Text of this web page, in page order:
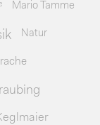
Mario Tamme
Natur